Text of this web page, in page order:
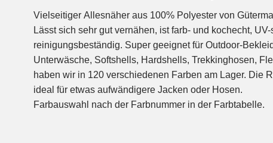
Vielseitiger Allesnäher aus 100% Polyester von
Lässt sich sehr gut vernähen, ist farb- und kochecht,
reinigungsbeständig. Super geeignet für Outdoor-
Unterwäsche, Softshells, Hardshells, Trekkinghosen,
haben wir in 120 verschiedenen Farben am Lager. Die
ideal für etwas aufwändigere Jacken oder Hosen.
Farbauswahl nach der Farbnummer in der Farbtabelle.